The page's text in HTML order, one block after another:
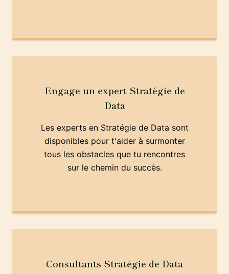
Engage un expert Stratégie de
Data
Les experts en Stratégie de Data sont
disponibles pour t'aider à surmonter
tous les obstacles que tu rencontres
sur le chemin du succès.
Consultants Stratégie de Data